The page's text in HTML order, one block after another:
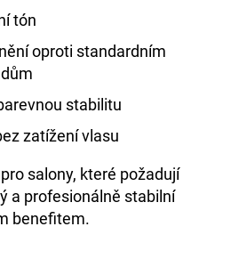
tón
oproti standardním
stabilitu
zatížení vlasu
salony, které požadují
a profesionálně stabilní
benefitem.